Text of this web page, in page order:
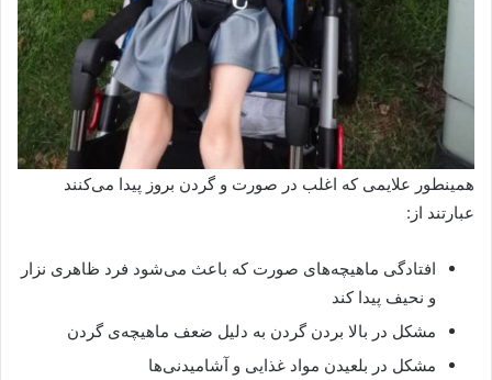
همینطور علایمی که اغلب در صورت و گردن بروز پیدا می‌کنند
عبارتند از:
افتادگی ماهیچه‌های صورت که باعث می‌شود فرد ظاهری نزار
و نحیف پیدا کند
مشکل در بالا بردن گردن به دلیل ضعف ماهیچه‌ی گردن
مشکل در بلعیدن مواد غذایی و آشامیدنی‌ها